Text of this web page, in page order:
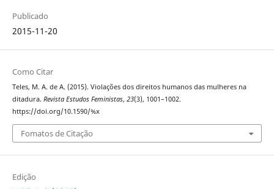
Publicado
2015-11-20
Como Citar
Teles, M. A. de A. (2015). Violações dos direitos humanos das mulheres na
ditadura. Revista Estudos Feministas, 23(3), 1001–1002.
https://doi.org/10.1590/%x
Fomatos de Citação
Edição